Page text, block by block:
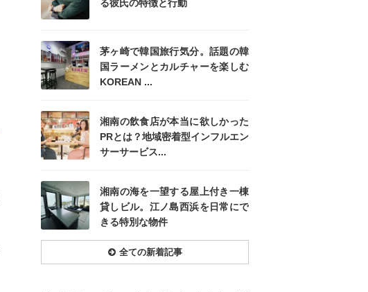
る彼氏の特徴と行動
茅ヶ崎で韓国旅行気分。話題の韓
国ラーメンとカルチャーを楽しむ
KOREAN ...
湘南の飲食店が本当に欲しかった
PRとは？地域密着型インフルエン
サーサービス...
湘南の海を一望する屋上付き一棟
貸しビル。江ノ島西浜を日常にで
きる特別な物件
全ての新着記事